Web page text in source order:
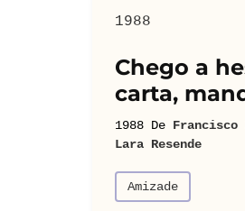
1988
Chego a
carta,
1988 De
Lara Resende
Amizade